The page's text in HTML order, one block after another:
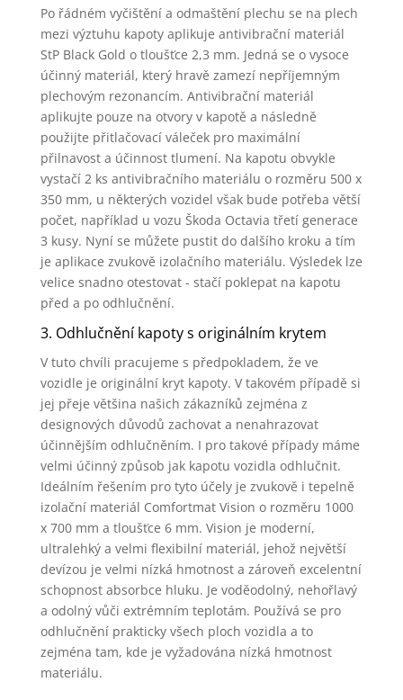
Po řádném vyčištění a odmaštění plechu se na plech
mezi výztuhu kapoty aplikuje antivibrační materiál
StP Black Gold o tloušťce 2,3 mm. Jedná se o vysoce
účinný materiál, který hravě zamezí nepříjemným
plechovým rezonancím. Antivibrační materiál
aplikujte pouze na otvory v kapotě a následně
použijte přitlačovací váleček pro maximální
přilnavost a účinnost tlumení. Na kapotu obvykle
vystačí 2 ks antivibračního materiálu o rozměru 500 x
350 mm, u některých vozidel však bude potřeba větší
počet, například u vozu Škoda Octavia třetí generace
3 kusy. Nyní se můžete pustit do dalšího kroku a tím
je aplikace zvukově izolačního materiálu. Výsledek lze
velice snadno otestovat - stačí poklepat na kapotu
před a po odhlučnění.
3. Odhlučnění kapoty s originálním krytem
V tuto chvíli pracujeme s předpokladem, že ve
vozidle je originální kryt kapoty. V takovém případě si
jej přeje většina našich zákazníků zejména z
designových důvodů zachovat a nenahrazovat
účinnějším odhlučněním. I pro takové případy máme
velmi účinný způsob jak kapotu vozidla odhlučnit.
Ideálním řešením pro tyto účely je zvukově i tepelně
izolační materiál Comfortmat Vision o rozměru 1000
x 700 mm a tloušťce 6 mm. Vision je moderní,
ultralehký a velmi flexibilní materiál, jehož největší
devízou je velmi nízká hmotnost a zároveň excelentní
schopnost absorbce hluku. Je voděodolný, nehořlavý
a odolný vůči extrémním teplotám. Používá se pro
odhlučnění prakticky všech ploch vozidla a to
zejména tam, kde je vyžadována nízká hmotnost
materiálu.